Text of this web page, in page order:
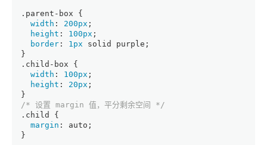
.parent-box {
width : 200px ;
height : 100px ;
border : 1px solid purple;
}
.child-box {
width : 100px ;
height : 20px ;
}
/* 设置 margin 值，平分剩余空间 */
.child
{
margin : auto;
}